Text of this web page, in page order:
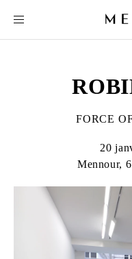
FORCE
20
Mennour,